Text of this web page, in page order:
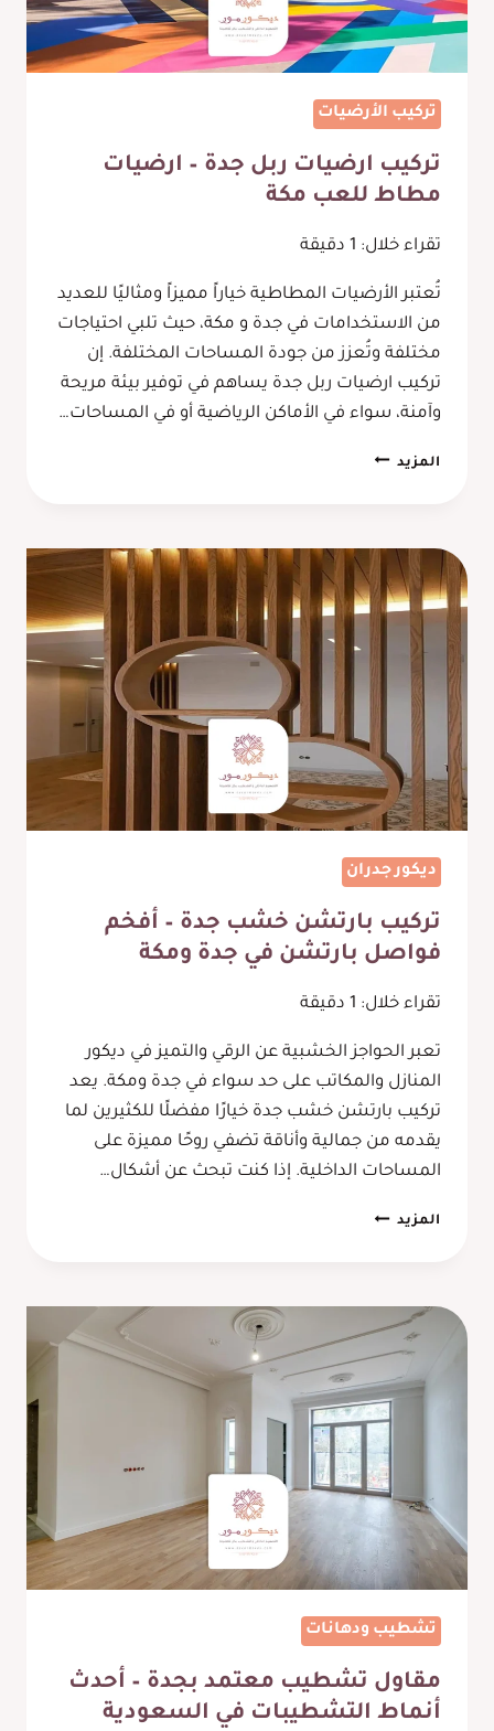
تركيب الأرضيات
تركيب ارضيات ربل جدة – ارضيات
مطاط للعب مكة
تقراء خلال: دقيقة
تُعتبر الأرضيات المطاطية خياراً مميزاً ومثاليًا للعديد
من الاستخدامات في جدة و مكة، حيث تلبي احتياجات
مختلفة وتُعزز من جودة المساحات المختلفة. إن
تركيب ارضيات ربل جدة يساهم في توفير بيئة مريحة
وآمنة، سواء في الأماكن الرياضية أو في المساحات…
المزيد تركيب
–
ارضيات
مطاط
للعب
ديكور جدران
تركيب بارتشن خشب جدة – أفخم
فواصل بارتشن في جدة ومكة
تقراء خلال: دقيقة
تعبر الحواجز الخشبية عن الرقي والتميز في ديكور
المنازل والمكاتب على حد سواء في جدة ومكة. يعد
تركيب بارتشن خشب جدة خيارًا مفضلًا للكثيرين لما
يقدمه من جمالية وأناقة تضفي روحًا مميزة على
المساحات الداخلية. إذا كنت تبحث عن أشكال…
المزيد تركيب
–
أفخم
فواصل
بارتشن
في
جدة
ومكة
تشطيب ودهانات
مقاول تشطيب معتمد بجدة – أحدث
أنماط التشطيبات في السعودية